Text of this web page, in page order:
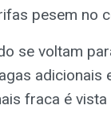
pesem no
se voltam
adicionais
fraca é